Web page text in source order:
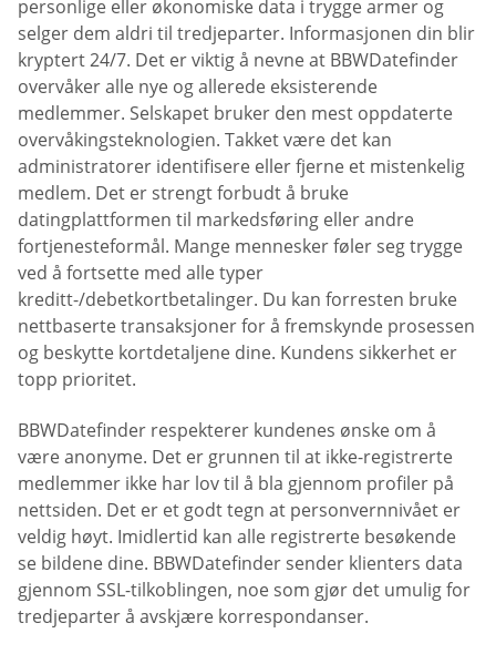
personlige eller økonomiske data i trygge armer og
selger dem aldri til tredjeparter. Informasjonen din blir
kryptert 24/7. Det er viktig å nevne at BBWDatefinder
overvåker alle nye og allerede eksisterende
medlemmer. Selskapet bruker den mest oppdaterte
overvåkingsteknologien. Takket være det kan
administratorer identifisere eller fjerne et mistenkelig
medlem. Det er strengt forbudt å bruke
datingplattformen til markedsføring eller andre
fortjenesteformål. Mange mennesker føler seg trygge
ved å fortsette med alle typer
kreditt-/debetkortbetalinger. Du kan forresten bruke
nettbaserte transaksjoner for å fremskynde prosessen
og beskytte kortdetaljene dine. Kundens sikkerhet er
topp prioritet.
BBWDatefinder respekterer kundenes ønske om å
være anonyme. Det er grunnen til at ikke-registrerte
medlemmer ikke har lov til å bla gjennom profiler på
nettsiden. Det er et godt tegn at personvernnivået er
veldig høyt. Imidlertid kan alle registrerte besøkende
se bildene dine. BBWDatefinder sender klienters data
gjennom SSL-tilkoblingen, noe som gjør det umulig for
tredjeparter å avskjære korrespondanser.